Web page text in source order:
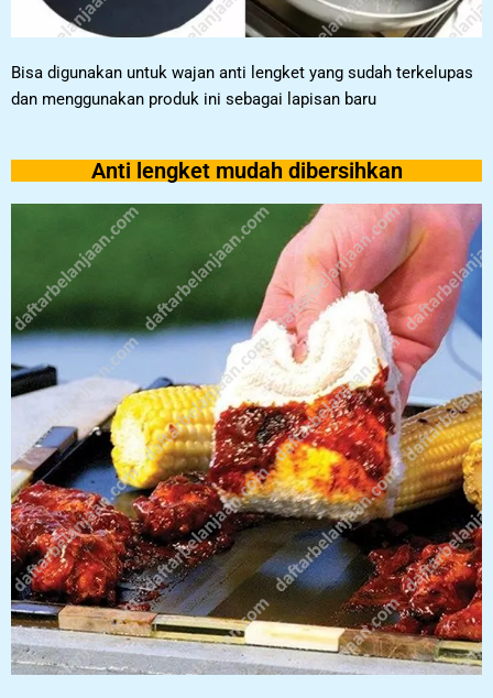
Bisa digunakan untuk wajan anti lengket yang sudah terkelupas
dan menggunakan produk ini sebagai lapisan baru
Anti lengket mudah dibersihkan